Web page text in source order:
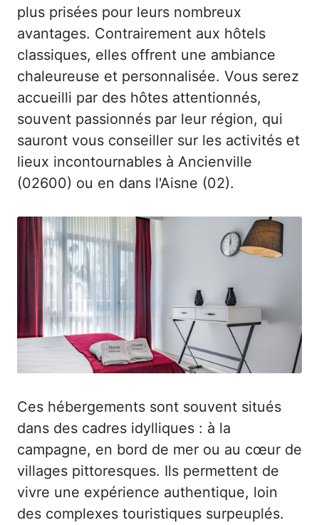
plus prisées pour leurs nombreux
avantages. Contrairement aux hôtels
classiques, elles offrent une ambiance
chaleureuse et personnalisée. Vous serez
accueilli par des hôtes attentionnés,
souvent passionnés par leur région, qui
sauront vous conseiller sur les activités et
lieux incontournables à Ancienville
(02600) ou en dans l'Aisne (02).
Ces hébergements sont souvent situés
dans des cadres idylliques : à la
campagne, en bord de mer ou au cœur de
villages pittoresques. Ils permettent de
vivre une expérience authentique, loin
des complexes touristiques surpeuplés.